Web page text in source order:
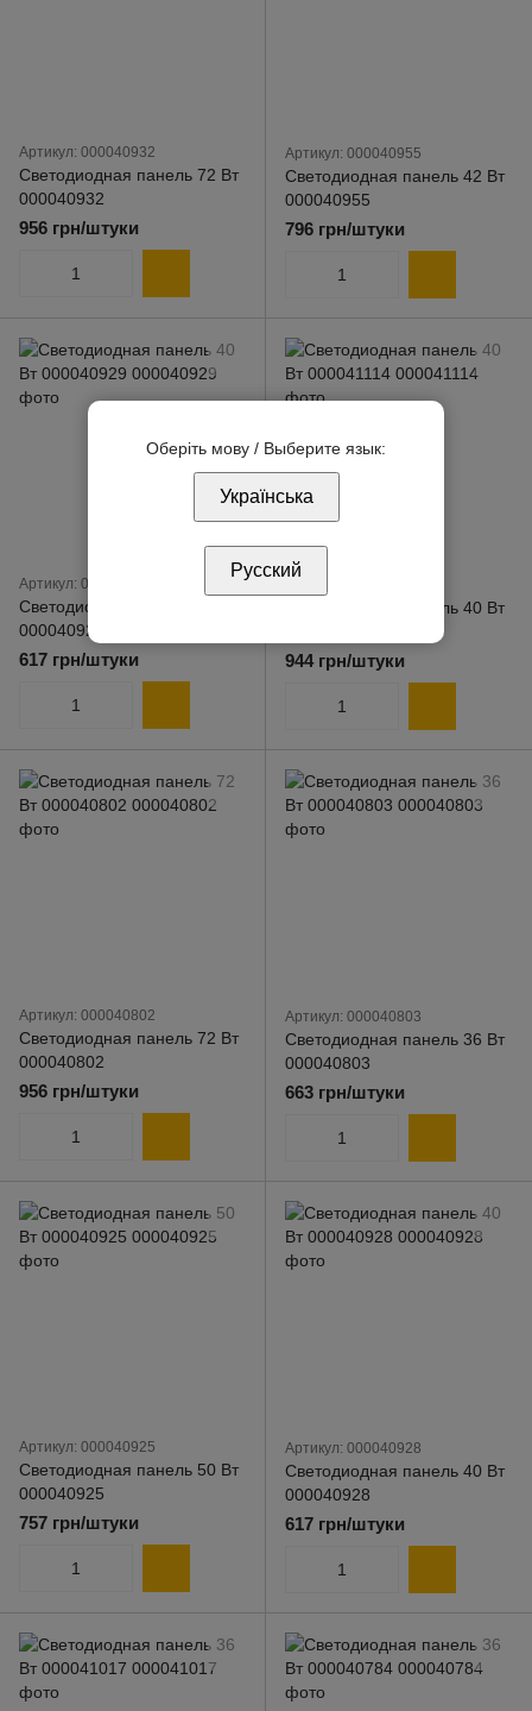
Артикул: 000040932
Светодиодная панель 72 Вт
000040932
956 грн/штуки
Артикул: 000040955
Светодиодная панель 42 Вт
000040955
796 грн/штуки
Артикул: 000040929
Светодиодная панель 40 Вт
000040929
617 грн/штуки
Светодиодная панель 40 Вт
944 грн/штуки
Артикул: 000040802
Светодиодная панель 72 Вт
000040802
956 грн/штуки
Артикул: 000040803
Светодиодная панель 36 Вт
000040803
663 грн/штуки
Артикул: 000040925
Светодиодная панель 50 Вт
000040925
757 грн/штуки
Артикул: 000040928
Светодиодная панель 40 Вт
000040928
617 грн/штуки
Оберіть мову / Выберите язык:
Українська
Русский